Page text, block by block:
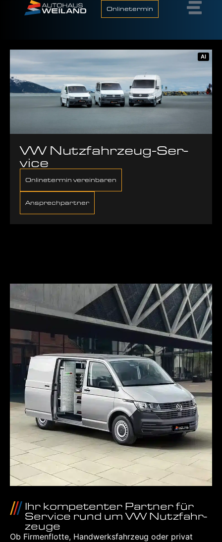
Onlinetermin
VW Nutz­fahr­zeug-Ser­
vice
Onlinetermin vereinbaren
Ansprechpartner
AI
Ihr kom­pe­ten­ter Part­ner für
Ser­vice rund um VW Nutz­fahr­
zeu­ge
Ob Fir­men­flot­te, Hand­werks­fahr­zeug oder pri­vat